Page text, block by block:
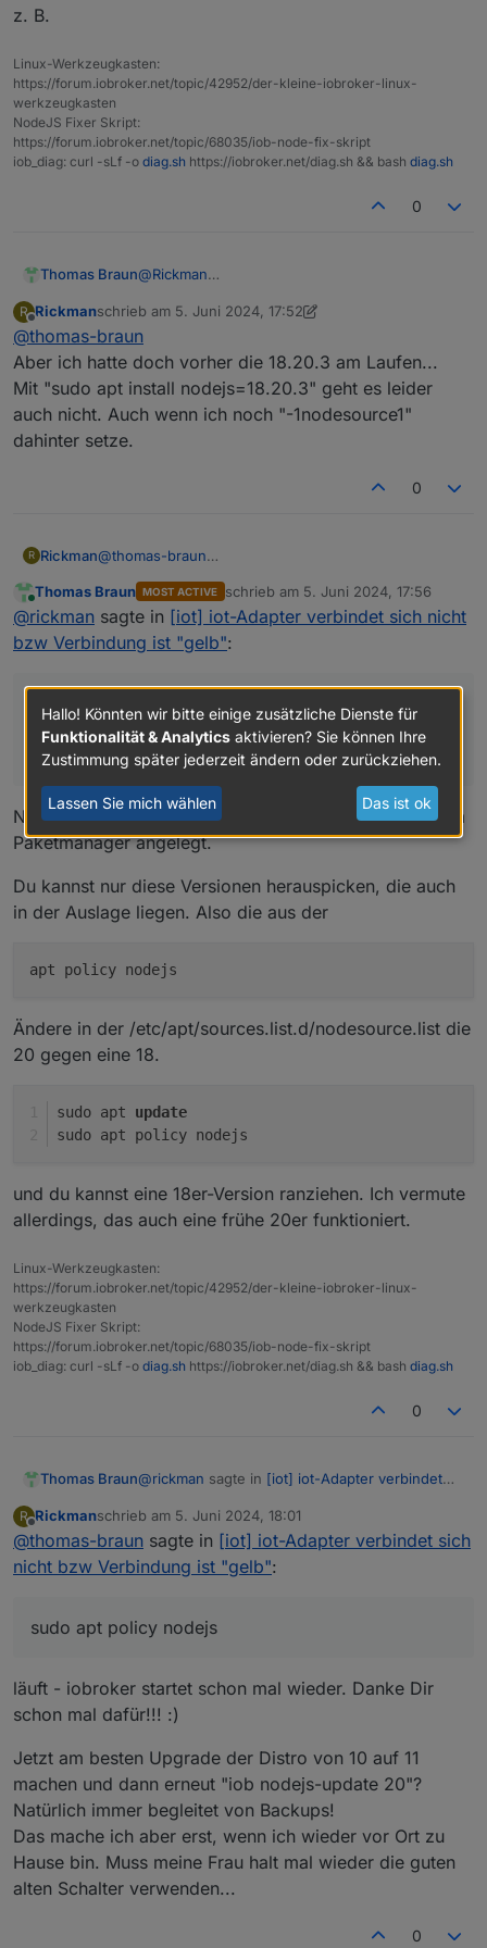
z. B.
Linux-Werkzeugkasten:
https://forum.iobroker.net/topic/42952/der-kleine-iobroker-linux-
werkzeugkasten
NodeJS Fixer Skript:
https://forum.iobroker.net/topic/68035/iob-node-fix-skript
iob_diag: curl -sLf -o diag.sh https://iobroker.net/diag.sh && bash diag.sh
0
Thomas Braun@Rickman
baut nicht mehr gegen die alte glibc.
Du musst schon genaue Versionsnummern
angeben.
z. B.
R
Offline
Rickmanschrieb am 5. Juni 2024, 17:52
zuletzt editiert von Rickman6. Mai 2024, 19:56
@thomas-braun
Aber ich hatte doch vorher die 18.20.3 am Laufen...
Mit "sudo apt install nodejs=18.20.3" geht es leider
auch nicht. Auch wenn ich noch "-1nodesource1"
dahinter setze.
0
R Rickman@thomas-braun
Mit "sudo apt install nodejs=18.20.3" geht es leider
auch nicht. Auch wenn ich noch "-1nodesource1"
dahinter setze.
Online
Thomas Braun MOST ACTIVE schrieb am 5. Juni 2024, 17:56
zuletzt editiert von
@rickman sagte in [iot] iot-Adapter verbindet sich nicht
bzw Verbindung ist "gelb":
Mit "sudo apt install nodejs=18.20.3" geht es leider
auch nicht. Auch wenn ich noch "-1nodesource1"
dahinter setze.
Nein, natürlich nicht. Der 18er-Zweig ist nicht in deinem
Paketmanager angelegt.
Du kannst nur diese Versionen herauspicken, die auch
in der Auslage liegen. Also die aus der
Ändere in der /etc/apt/sources.list.d/nodesource.list die
20 gegen eine 18.
sudo apt update
sudo apt policy nodejs
und du kannst eine 18er-Version ranziehen. Ich vermute
allerdings, das auch eine frühe 20er funktioniert.
Linux-Werkzeugkasten:
https://forum.iobroker.net/topic/42952/der-kleine-iobroker-linux-
werkzeugkasten
NodeJS Fixer Skript:
https://forum.iobroker.net/topic/68035/iob-node-fix-skript
iob_diag: curl -sLf -o diag.sh https://iobroker.net/diag.sh && bash diag.sh
0
Thomas Braun@rickman sagte in [iot] iot-Adapter verbindet
Mit "sudo apt install nodejs=18.20.3" geht
es leider auch nicht. Auch wenn ich noch
"-1nodesource1" dahinter setze.
Nein, natürlich nicht. Der 18er-Zweig ist nicht in
Du kannst nur diese Versionen herauspicken,
die auch in der Auslage liegen. Also die aus der
Ändere in der
/etc/apt/sources.list.d/nodesource.list die 20
und du kannst eine 18er-Version ranziehen. Ich
vermute allerdings, das auch eine frühe 20er
funktioniert.
R
Offline
Rickmanschrieb am 5. Juni 2024, 18:01
zuletzt editiert von
@thomas-braun sagte in [iot] iot-Adapter verbindet sich
nicht bzw Verbindung ist "gelb":
sudo apt policy nodejs
läuft - iobroker startet schon mal wieder. Danke Dir
schon mal dafür!!! :)
Jetzt am besten Upgrade der Distro von 10 auf 11
machen und dann erneut "iob nodejs-update 20"?
Natürlich immer begleitet von Backups!
Das mache ich aber erst, wenn ich wieder vor Ort zu
Hause bin. Muss meine Frau halt mal wieder die guten
alten Schalter verwenden...
0
Hallo! Könnten wir bitte einige zusätzliche Dienste für
Funktionalität & Analytics aktivieren? Sie können Ihre
Zustimmung später jederzeit ändern oder zurückziehen.
Lassen Sie mich wählen Das ist ok